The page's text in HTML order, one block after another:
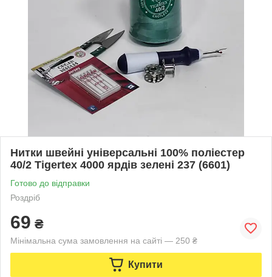
Нитки швейні універсальні 100% поліестер
40/2 Tigertex 4000 ярдів зелені 237 (6601)
Готово до відправки
Роздріб
69 ₴
Мінімальна сума замовлення на сайті — 250 ₴
Купити